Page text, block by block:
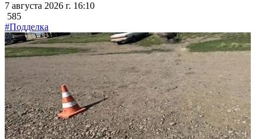
7 августа 2026 г. 16:10
585
#Подделка